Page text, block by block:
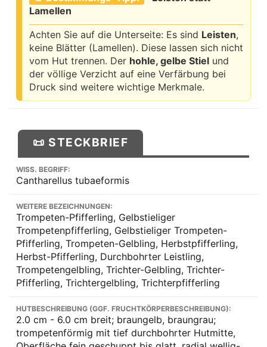
Lamellen
Achten Sie auf die Unterseite: Es sind Leisten,
keine Blätter (Lamellen). Diese lassen sich nicht
vom Hut trennen. Der hohle, gelbe Stiel und
der völlige Verzicht auf eine Verfärbung bei
Druck sind weitere wichtige Merkmale.
📜 STECKBRIEF
WISS. BEGRIFF:
Cantharellus tubaeformis
WEITERE BEZEICHNUNGEN:
Trompeten-Pfifferling, Gelbstieliger
Trompetenpfifferling, Gelbstieliger Trompeten-
Pfifferling, Trompeten-Gelbling, Herbstpfifferling,
Herbst-Pfifferling, Durchbohrter Leistling,
Trompetengelbling, Trichter-Gelbling, Trichter-
Pfifferling, Trichtergelbling, Trichterpfifferling
HUTBESCHREIBUNG (GGF. FRUCHTKÖRPERBESCHREIBUNG):
2.0 cm - 6.0 cm breit; braungelb, braungrau;
trompetenförmig mit tief durchbohrter Hutmitte,